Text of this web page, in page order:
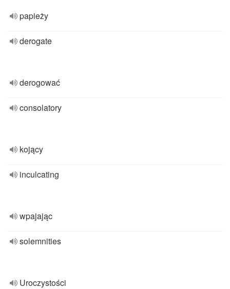
papieży
derogate
derogować
consolatory
kojący
inculcating
wpajając
solemnities
Uroczystości